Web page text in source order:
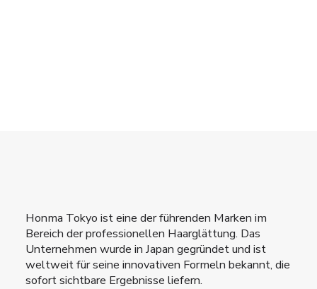
Honma Tokyo ist eine der führenden Marken im
Bereich der professionellen Haarglättung. Das
Unternehmen wurde in Japan gegründet und ist
weltweit für seine innovativen Formeln bekannt, die
sofort sichtbare Ergebnisse liefern.